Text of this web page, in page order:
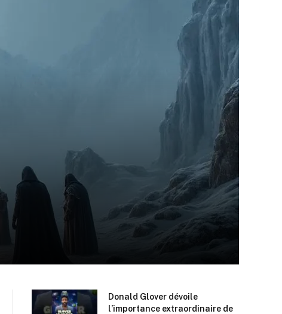
Donald Glover dévoile
l’importance extraordinaire de